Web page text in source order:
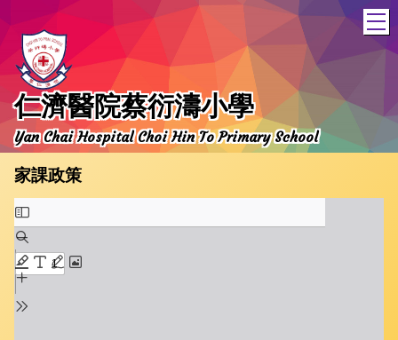
仁濟醫院蔡衍濤小學
Yan Chai Hospital Choi Hin To Primary School
家課政策